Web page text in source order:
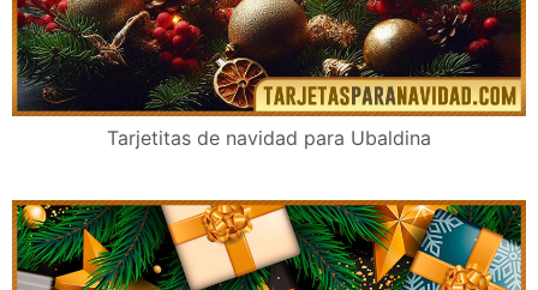
Tarjetitas de navidad para Ubaldina